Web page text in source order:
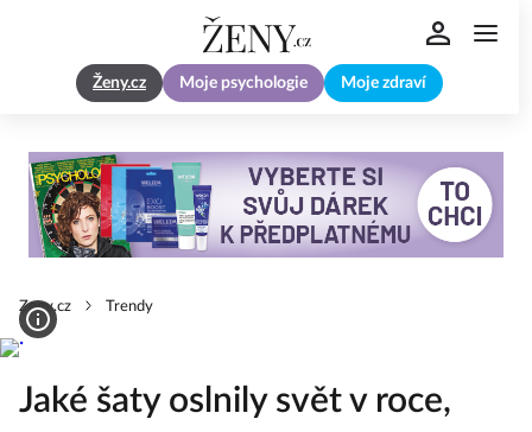
Ženy.cz Moje psychologie Moje zdraví
Zeny.cz Trendy
Jaké šaty oslnily svět v roce,